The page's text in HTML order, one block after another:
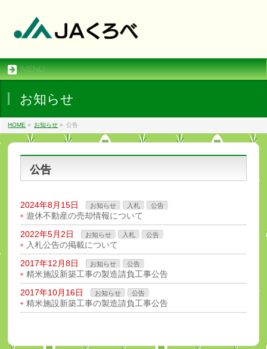
MENU
お知らせ
HOME » お知らせ » 公告
公告
2024年8月15日 お知らせ 入札 公告
遊休不動産の売却情報について
2022年5月2日
お知らせ 入札 公告
入札公告の掲載について
2017年12月8日
お知らせ 公告
精米施設新築工事の製造請負工事公告
2017年10月16日
お知らせ 公告
精米施設新築工事の製造請負工事公告